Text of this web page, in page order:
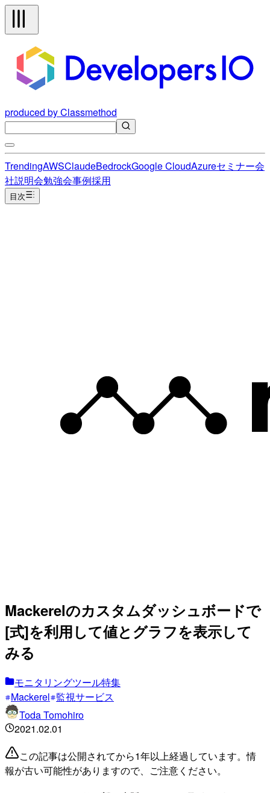
produced by Classmethod
TrendingAWSClaudeBedrockGoogle CloudAzureセミナー会
社説明会勉強会事例採用
目次
Mackerelのカスタムダッシュボードで
[式]を利用して値とグラフを表示して
みる
モニタリングツール特集
Mackerel 監視サービス
Toda Tomohiro
2021.02.01
この記事は公開されてから1年以上経過しています。情
報が古い可能性がありますので、ご注意ください。